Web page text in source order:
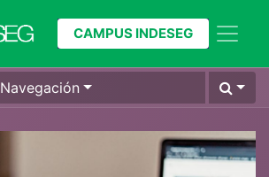
CAMPUS INDESEG
Navegación